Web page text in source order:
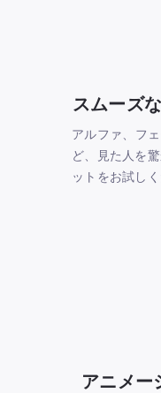
スムーズ
アルファ、フ
ど、見た人を
ットをお試し
アニメー